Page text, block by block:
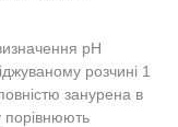
рН
розчині 1
занурена в
порівнюють